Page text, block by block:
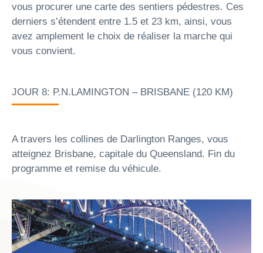
vous procurer une carte des sentiers pédestres. Ces
derniers s’étendent entre 1.5 et 23 km, ainsi, vous
avez amplement le choix de réaliser la marche qui
vous convient.
JOUR 8: P.N.LAMINGTON – BRISBANE (120 KM)
A travers les collines de Darlington Ranges, vous
atteignez Brisbane, capitale du Queensland. Fin du
programme et remise du véhicule.